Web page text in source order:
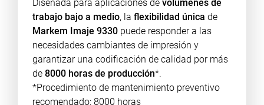
Diseñada para aplicaciones de volúmenes de
trabajo bajo a medio, la flexibilidad única de
Markem Imaje 9330 puede responder a las
necesidades cambiantes de impresión y
garantizar una codificación de calidad por más
de 8000 horas de producción*.
*Procedimiento de mantenimiento preventivo
recomendado: 8000 horas